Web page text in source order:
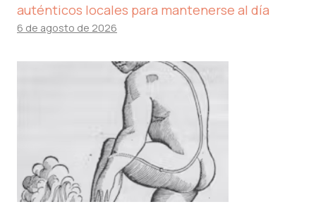
auténticos locales para mantenerse al día
6 de agosto de 2026